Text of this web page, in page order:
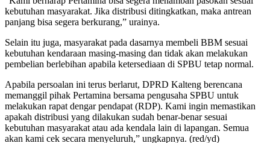
kebutuhan masyarakat. Jika distribusi ditingkatkan, maka antrean
panjang bisa segera berkurang,” urainya.
Selain itu juga, masyarakat pada dasarnya membeli BBM sesuai
kebutuhan kendaraan masing-masing dan tidak akan melakukan
pembelian berlebihan apabila ketersediaan di SPBU tetap normal.
Apabila persoalan ini terus berlarut, DPRD Kalteng berencana
memanggil pihak Pertamina bersama pengusaha SPBU untuk
melakukan rapat dengar pendapat (RDP). Kami ingin memastikan
apakah distribusi yang dilakukan sudah benar-benar sesuai
kebutuhan masyarakat atau ada kendala lain di lapangan. Semua
akan kami cek secara menyeluruh,” ungkapnya. (red/yd)